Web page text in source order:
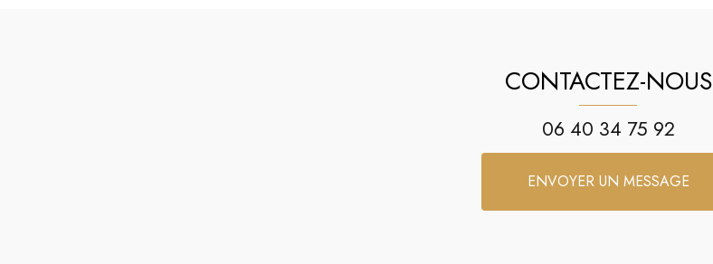
CONTACTEZ-NOUS
06 40 34 75 92
ENVOYER UN MESSAGE